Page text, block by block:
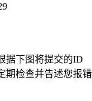
据下图将提交的ID
期检查并告述您报错